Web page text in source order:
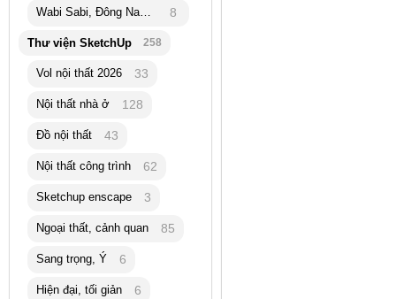
Wabi Sabi, Đông Nam Á 8
Thư viện SketchUp 258
Vol nội thất 2026 33
Nội thất nhà ở 128
Đồ nội thất 43
Nội thất công trình 62
Sketchup enscape 3
Ngoại thất, cảnh quan 85
Sang trọng, Ý 6
Hiện đại, tối giản 6